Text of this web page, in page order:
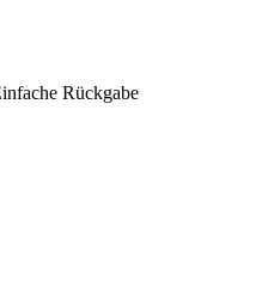
Rückgabe